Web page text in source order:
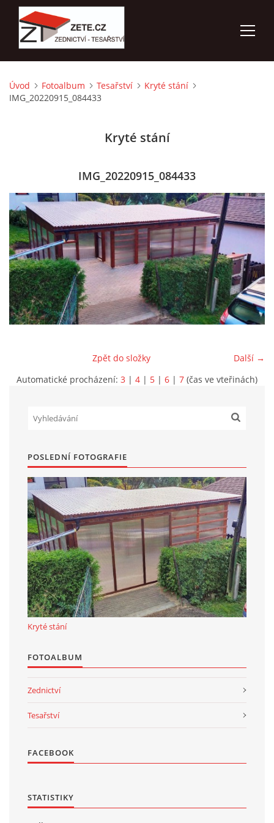
ÚVOD
KONTAKTY
3D VIZUALIZACE
Marek Petruželka
Studýnka 131
Hronov
+420 731561027
zete@zete.cz
www.zete.cz | Nahoru ↑
Úvod Fotoalbum Tesařství
Kryté stání
IMG_20220915_084433
Kryté stání
IMG_20220915_084433
Další →
Zpět do složky
Automatické procházení: 3 | 4 | 5 | 6 | 7 (čas ve vteřinách)
POSLEDNÍ FOTOGRAFIE
Kryté stání
FOTOALBUM
Zednictví
Tesařství
FACEBOOK
STATISTIKY